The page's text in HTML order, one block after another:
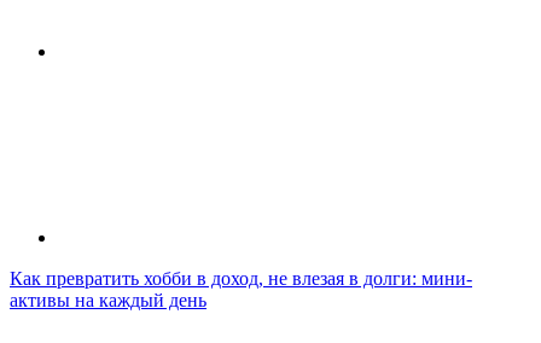
Как превратить хобби в доход, не влезая в долги: мини-
активы на каждый день